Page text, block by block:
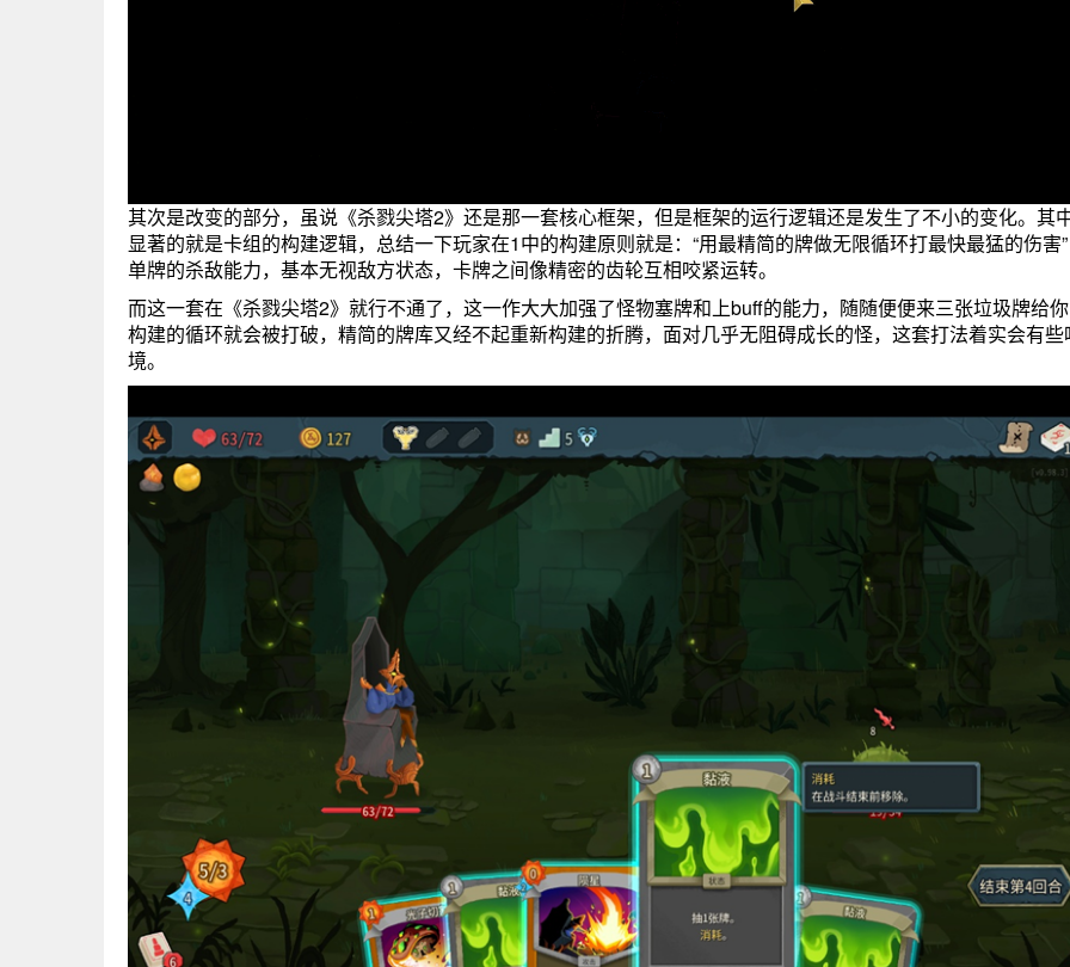
其次是改变的部分，虽说《杀戮尖塔2》还是那一套核心框架，但是框架的运行逻辑还是发生了不小的变化。其
显著的就是卡组的构建逻辑，总结一下玩家在1中的构建原则就是：“用最精简的牌做无限循环打最快最猛的伤害
单牌的杀敌能力，基本无视敌方状态，卡牌之间像精密的齿轮互相咬紧运转。
而这一套在《杀戮尖塔2》就行不通了，这一作大大加强了怪物塞牌和上buff的能力，随随便便来三张垃圾牌给
构建的循环就会被打破，精简的牌库又经不起重新构建的折腾，面对几乎无阻碍成长的怪，这套打法着实会有些
境。